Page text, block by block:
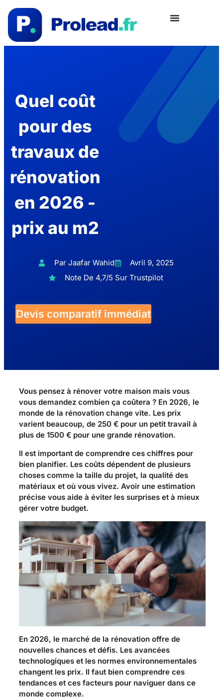
Quel coût
pour des
travaux de
rénovation
en 2026 -
prix au m2
Par Jaafar Wahid
Avril 9, 2025
Note De 4,7/5 Sur Trustpilot
Devis comparatif immédiat
Vous pensez à rénover votre maison mais vous
vous demandez combien ça coûtera ? En 2026, le
monde de la rénovation change vite. Les prix
varient beaucoup, de 250 € pour un petit travail à
plus de 1500 € pour une grande rénovation.
Il est important de comprendre ces chiffres pour
bien planifier. Les coûts dépendent de plusieurs
choses comme la taille du projet, la qualité des
matériaux et où vous vivez. Avoir une estimation
précise vous aide à éviter les surprises et à mieux
gérer votre budget.
En 2026, le marché de la rénovation offre de
nouvelles chances et défis. Les avancées
technologiques et les normes environnementales
changent les prix. Il faut bien comprendre ces
tendances et ces facteurs pour naviguer dans ce
monde complexe.